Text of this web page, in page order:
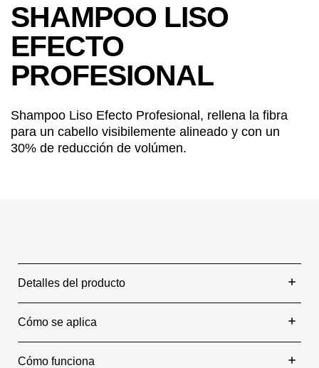
SHAMPOO LISO
EFECTO
PROFESIONAL
Shampoo Liso Efecto Profesional, rellena la fibra
para un cabello visibilemente alineado y con un
30% de reducción de volúmen.
Detalles del producto
Cómo se aplica
Cómo funciona